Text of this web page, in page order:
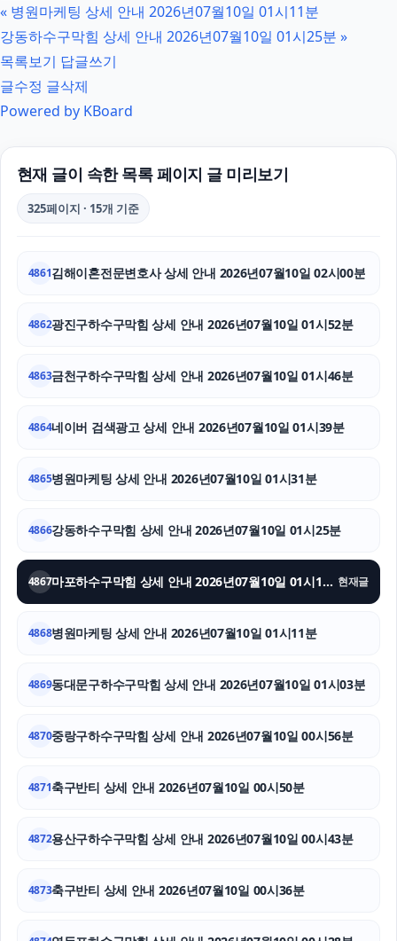
수원변호사
인스타 좋아요 구매
강아지파양
마약변호사
애견파양
협의이혼
강동구하수구막힘
강남이혼전문변호사
« 병원마케팅 상세 안내 2026년07월10일 01시11분
강동하수구막힘 상세 안내 2026년07월10일 01시25분 »
목록보기 답글쓰기
글수정 글삭제
Powered by KBoard
현재 글이 속한 목록 페이지 글 미리보기
325페이지 · 15개 기준
4861김해이혼전문변호사 상세 안내 2026년07월10일 02시00분
4862광진구하수구막힘 상세 안내 2026년07월10일 01시52분
4863금천구하수구막힘 상세 안내 2026년07월10일 01시46분
4864네이버 검색광고 상세 안내 2026년07월10일 01시39분
4865병원마케팅 상세 안내 2026년07월10일 01시31분
4866강동하수구막힘 상세 안내 2026년07월10일 01시25분
4867 마포하수구막힘 상세 안내 2026년07월10일 01시17분 현재글
4868병원마케팅 상세 안내 2026년07월10일 01시11분
4869동대문구하수구막힘 상세 안내 2026년07월10일 01시03분
4870중랑구하수구막힘 상세 안내 2026년07월10일 00시56분
4871축구반티 상세 안내 2026년07월10일 00시50분
4872용산구하수구막힘 상세 안내 2026년07월10일 00시43분
4873축구반티 상세 안내 2026년07월10일 00시36분